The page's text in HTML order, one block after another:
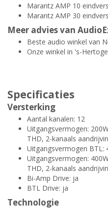
Marantz AMP 10
Marantz AMP 30
Meer advies van
Beste audio winkel van
Onze winkel in 's-
Specificaties
Versterking
Aantal kanalen: 12
Uitgangsvermogen:
THD, 2-kanaals
Uitgangsvermogen BTL:
Uitgangsvermogen:
THD, 2-kanaals
Bi-Amp Drive: ja
BTL Drive: ja
Technologie